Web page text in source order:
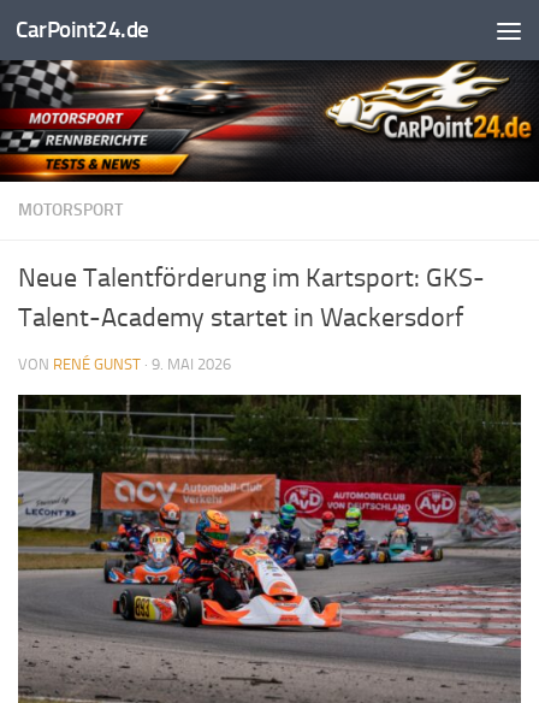
Unter dem Inhalt
CarPoint24.de
MOTORSPORT
Neue Talentförderung im Kartsport: GKS-
Talent-Academy startet in Wackersdorf
VON RENÉ GUNST · 9. MAI 2026